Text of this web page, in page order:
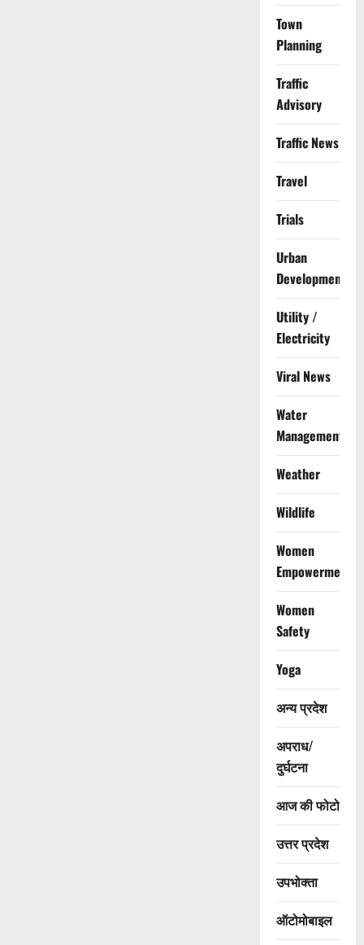
Town
Planning
Traffic
Advisory
Traffic News
Travel
Trials
Urban
Development
Utility /
Electricity
Viral News
Water
Management
Weather
Wildlife
Women
Empowerment
Women
Safety
Yoga
अन्य प्रदेश
अपराध/
दुर्घटना
आज की फोटो
उत्तर प्रदेश
उपभोक्ता
ऑटोमोबाइल